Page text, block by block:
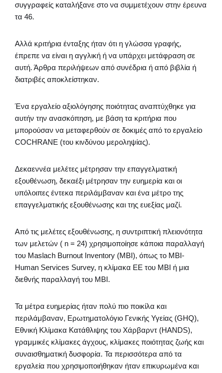
συγγραφείς καταλήξανε στο να συμμετέχουν στην έρευνα
τα 46.
Αλλά κριτήρια ένταξης ήταν ότι η γλώσσα γραφής,
έπρεπε να είναι η αγγλική ή να υπάρχει μετάφραση σε
αυτή. Άρθρα περιλήψεων από συνέδρια ή από βιβλία ή
διατριβές αποκλείστηκαν.
Ένα εργαλείο αξιολόγησης ποιότητας αναπτύχθηκε για
αυτήν την ανασκόπηση, με βάση τα κριτήρια που
μπορούσαν να μεταφερθούν σε δοκιμές από το εργαλείο
COCHRANE (του κινδύνου μεροληψίας).
Δεκαεννέα μελέτες μέτρησαν την επαγγελματική
εξουθένωση, δεκαέξι μέτρησαν την ευημερία και οι
υπόλοιπες έντεκα περιλάμβαναν και ένα μέτρο της
επαγγελματικής εξουθένωσης και της ευεξίας μαζί.
Από τις μελέτες εξουθένωσης, η συντριπτική πλειονότητα
των μελετών ( n = 24) χρησιμοποίησε κάποια παραλλαγή
του Maslach Burnout Inventory (MBI), όπως το MBI-
Human Services Survey, η κλίμακα EE του MBI ή μια
διεθνής παραλλαγή του MBI.
Τα μέτρα ευημερίας ήταν πολύ πιο ποικίλα και
περιλάμβαναν, Ερωτηματολόγιο Γενικής Υγείας (GHQ),
Εθνική Κλίμακα Κατάθλιψης του Χάρβαρντ (HANDS),
γραμμικές κλίμακες άγχους, κλίμακες ποιότητας ζωής και
συναισθηματική δυσφορία. Τα περισσότερα από τα
εργαλεία που χρησιμοποιήθηκαν ήταν επικυρωμένα και